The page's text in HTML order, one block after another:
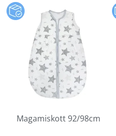
Magamiskott 92/98cm